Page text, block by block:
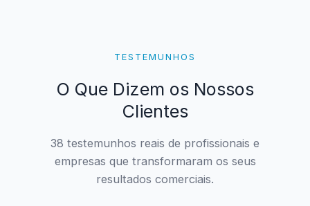
TESTEMUNHOS
O Que Dizem os Nossos
Clientes
38 testemunhos reais de profissionais e
empresas que transformaram os seus
resultados comerciais.